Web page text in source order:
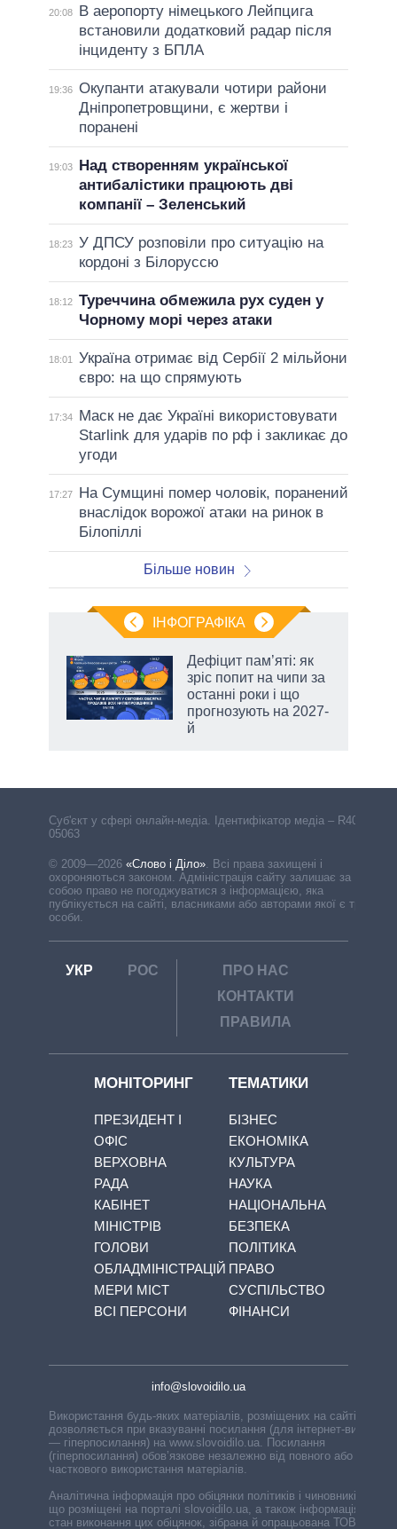
20:08
В аеропорту німецького Лейпцига
встановили додатковий радар після
інциденту з БПЛА
19:36 Окупанти атакували чотири райони
Дніпропетровщини, є жертви і
поранені
19:03
Над створенням української
антибалістики працюють дві
компанії – Зеленський
18:23 У ДПСУ розповіли про ситуацію на
кордоні з Білоруссю
18:12 Туреччина обмежила рух суден у
Чорному морі через атаки
18:01
Україна отримає від Сербії 2 мільйони
євро: на що спрямують
17:34
Маск не дає Україні використовувати
Starlink для ударів по рф і закликає до
угоди
17:27
На Сумщині помер чоловік, поранений
внаслідок ворожої атаки на ринок в
Білопіллі
Більше новин
ІНФОГРАФІКА
Дефіцит пам’яті: як
зріс попит на чипи за
останні роки і що
прогнозують на 2027-
й
Cуб'єкт у сфері онлайн-медіа. Ідентифікатор медіа – R40-
05063
© 2009—2026 «Слово і Діло». Всі права захищені і
охороняються законом. Адміністрація сайту залишає за
собою право не погоджуватися з інформацією, яка
публікується на сайті, власниками або авторами якої є треті
особи.
УКР РОС
ПРО НАС
КОНТАКТИ
ПРАВИЛА
МОНІТОРИНГ
ПРЕЗИДЕНТ І
ОФІС
ВЕРХОВНА
РАДА
КАБІНЕТ
МІНІСТРІВ
ГОЛОВИ
ОБЛАДМІНІСТРАЦІЙ
МЕРИ МІСТ
ВСІ ПЕРСОНИ
ТЕМАТИКИ
БІЗНЕС
ЕКОНОМІКА
КУЛЬТУРА
НАУКА
НАЦІОНАЛЬНА
БЕЗПЕКА
ПОЛІТИКА
ПРАВО
СУСПІЛЬСТВО
ФІНАНСИ
info@slovoidilo.ua
Використання будь-яких матеріалів, розміщених на сайті,
дозволяється при вказуванні посилання (для інтернет-видань
— гіперпосилання) на www.slovoidilo.ua. Посилання
(гіперпосилання) обов’язкове незалежно від повного або
часткового використання матеріалів.
Аналітична інформація про обіцянки політиків і чиновників,
що розміщені на порталі slovoidilo.ua, а також інформація про
стан виконання цих обіцянок, зібрана й опрацьована ТОВ «ІА